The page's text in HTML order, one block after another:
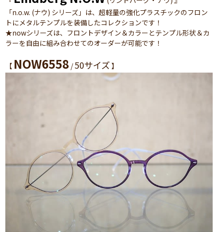
「n.o.w. (ナウ) シリーズ」は、超軽量の強化プラスチックのフロン
トにメタルテンプルを装備したコレクションです！
★nowシリーズは、フロントデザイン＆カラーとテンプル形状＆カ
ラーを自由に組み合わせてのオーダーが可能です！
【 NOW6558 /50サイズ 】